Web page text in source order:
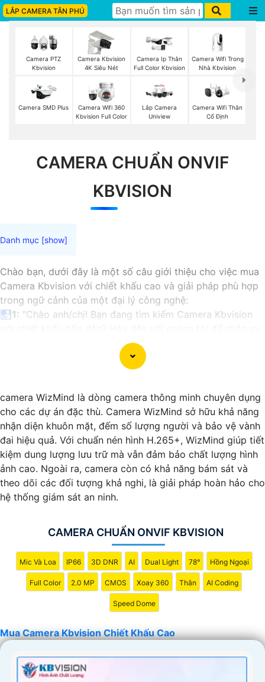
LẮP CAMERA TÂN PHÚ
Camera PTZ
Kbvision
Camera Kbvision
4K Siêu Nét
Camera Ip Thân
Full Color Kbvision
Camera Wifi Trong
Nhà Kbvision
Camera SMD Plus
Camera Wifi 360
Kbvision Full Color
Lắp Camera
Uniview
Camera Wifi Thân
Cố Định
CAMERA CHUẨN ONVIF
KBVISION
Chào bạn, dưới đây là một số câu giới thiệu cho việc mua
Camera Kbvision với chiết khấu cao và giải pháp phù hợp
trong ngữ cảnh của một đại lý công nghệ:
🛃 1: "Chào anh/chị! Bạn đang tìm kiếm Camera Kbvision
đãi đặc biệt và được tư vấn về giải pháp chính xác nhất
cho nhu cầu an ninh của bạn!"
"Bạn muốn mua Camera Kbvision với giá ưu đãi và
trợ tốt nhất từ đội ngũ chuyên gia có kinh nghiệm!"
️🥈3:"Chúng tôi cam kết cung cấp Camera Kbvision chính
hãng với chiết khấu cao nhất trên thị trường. Hãy đến với
chúng tôi để trải nghiệm dịch vụ tốt nhất và nhận được sự
tư vấn chuyên nghiệp về giải pháp an ninh cần thiết!"
Hy vọng những câu giới thiệu trên sẽ giúp bạn thành công
trong việc tiếp cận khách hàng và tăng cơ hội bán hàng
của bạn. Nếu có bất kỳ yêu cầu hay câu hỏi nào khác, bạn
camera WizMind là dòng camera thông minh chuyên dụng
cho các dự án đặc thù. Camera WizMind sở hữu khả năng
nhận diện khuôn mặt, đếm số lượng người và bảo vệ vành
đai hiệu quả. Với chuẩn nén hình H.265+, WizMind giúp tiết
kiệm dung lượng lưu trữ mà vẫn đảm bảo chất lượng hình
ảnh cao. Ngoài ra, camera còn có khả năng bám sát và
theo dõi các đối tượng khả nghi, là giải pháp hoàn hảo cho
hệ thống giám sát an ninh.
CAMERA CHUẨN ONVIF KBVISION
Mic Và Loa IP66 3D DNR AI Dual Light 78° Hồng Ngoại
Full Color 2.0 MP CMOS Xoay 360 Thân AI Coding
Speed Dome
Mua Camera Kbvision Chiết Khấu Cao